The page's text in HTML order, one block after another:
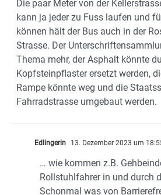
Die paar Meter von der
kann ja jeder zu Fuss laufen und
können hält der Bus auch in der
Strasse. Der
Thema mehr, der Asphalt könnte
Kopfsteinpflaster ersetzt werden,
Rampe könnte weg und die
Fahrradstrasse umgebaut werden.
Edlingerin 13. Dezember 2023 um
… wie kommen z.B.
Rollstuhlfahrer in und durch
Schonmal was von